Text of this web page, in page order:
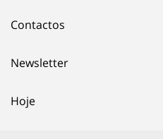
Contactos
Newsletter
Hoje